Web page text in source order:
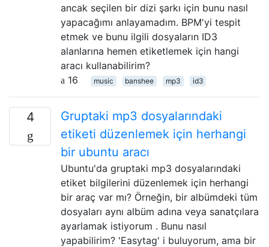
ancak seçilen bir dizi şarkı için bunu nasıl
yapacağımı anlayamadım. BPM'yi tespit
etmek ve bunu ilgili dosyaların ID3
alanlarına hemen etiketlemek için hangi
aracı kullanabilirim?
16
music banshee mp3 id3
4
Gruptaki mp3 dosyalarındaki
etiketi düzenlemek için herhangi
bir ubuntu aracı
Ubuntu'da gruptaki mp3 dosyalarındaki
etiket bilgilerini düzenlemek için herhangi
bir araç var mı? Örneğin, bir albümdeki tüm
dosyaları aynı albüm adına veya sanatçılara
ayarlamak istiyorum . Bunu nasıl
yapabilirim? 'Easytag' i buluyorum, ama bir